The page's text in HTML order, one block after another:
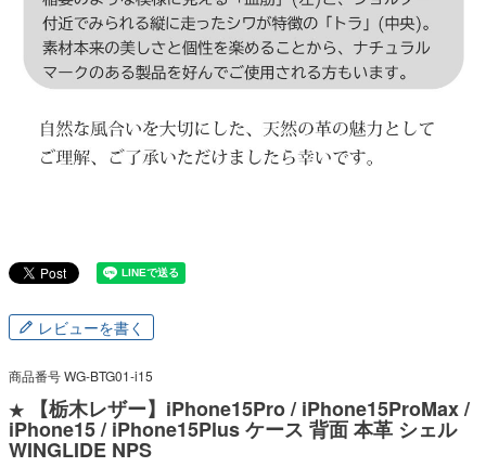
レビューを書く
商品番号WG-BTG01-i15
★ 【栃木レザー】iPhone15Pro / iPhone15ProMax /
iPhone15 / iPhone15Plus ケース 背面 本革 シェル
WINGLIDE NPS